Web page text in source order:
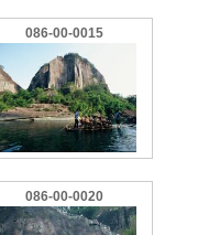
086-00-0015
086-00-0020